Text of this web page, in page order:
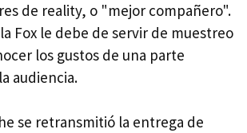
de reality, o "mejor compañero".
Fox le debe de servir de muestreo
los gustos de una parte
audiencia.
se retransmitió la entrega de